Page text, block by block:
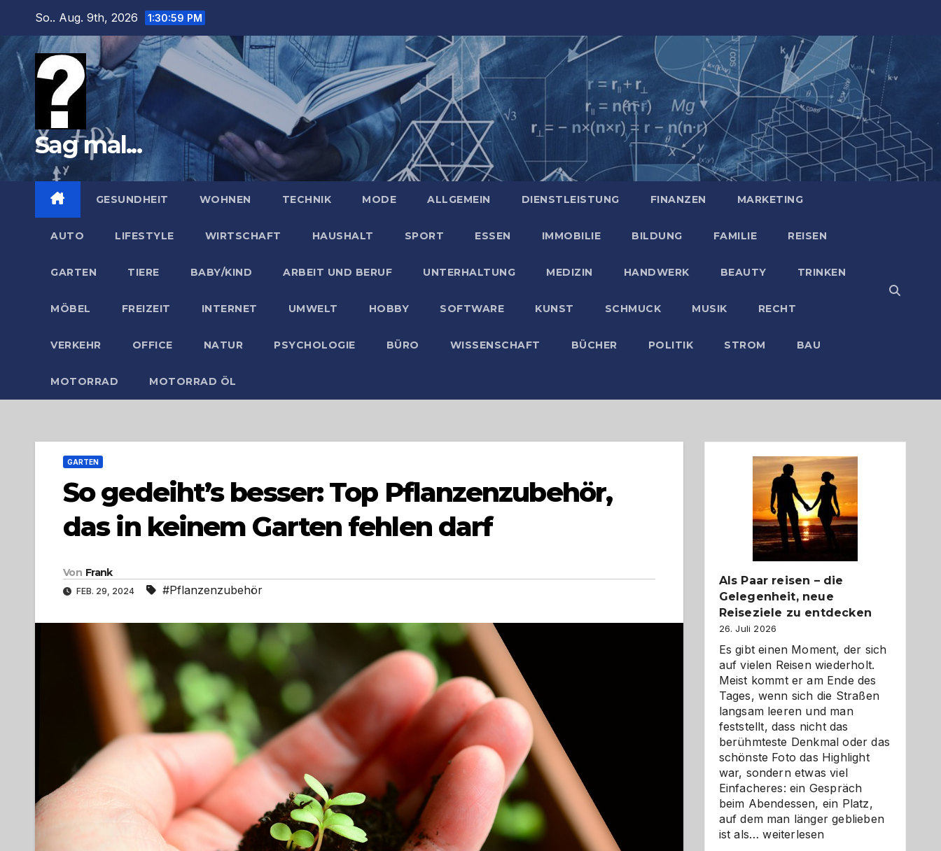
springen
So.. Aug. 9th, 2026 1:31:00 PM
Sag mal...
GESUNDHEIT WOHNEN TECHNIK MODE ALLGEMEIN DIENSTLEISTUNG FINANZEN MARKETING
AUTO LIFESTYLE WIRTSCHAFT HAUSHALT SPORT ESSEN IMMOBILIE BILDUNG FAMILIE REISEN
GARTEN TIERE BABY/KIND ARBEIT UND BERUF UNTERHALTUNG MEDIZIN HANDWERK BEAUTY TRINKEN
MÖBEL FREIZEIT INTERNET UMWELT HOBBY SOFTWARE KUNST SCHMUCK MUSIK RECHT
VERKEHR OFFICE NATUR PSYCHOLOGIE BÜRO WISSENSCHAFT BÜCHER POLITIK STROM BAU
MOTORRAD MOTORRAD ÖL
GARTEN
So gedeiht’s besser: Top Pflanzenzubehör,
das in keinem Garten fehlen darf
Von Frank
FEB. 29, 2024 #Pflanzenzubehör
Als Paar reisen – die
Gelegenheit, neue
Reiseziele zu entdecken
26. Juli 2026
Es gibt einen Moment, der sich
auf vielen Reisen wiederholt.
Meist kommt er am Ende des
Tages, wenn sich die Straßen
langsam leeren und man
feststellt, dass nicht das
berühmteste Denkmal oder das
schönste Foto das Highlight
war, sondern etwas viel
Einfacheres: ein Gespräch
beim Abendessen, ein Platz,
auf dem man länger geblieben
ist als…Als
weiterlesen